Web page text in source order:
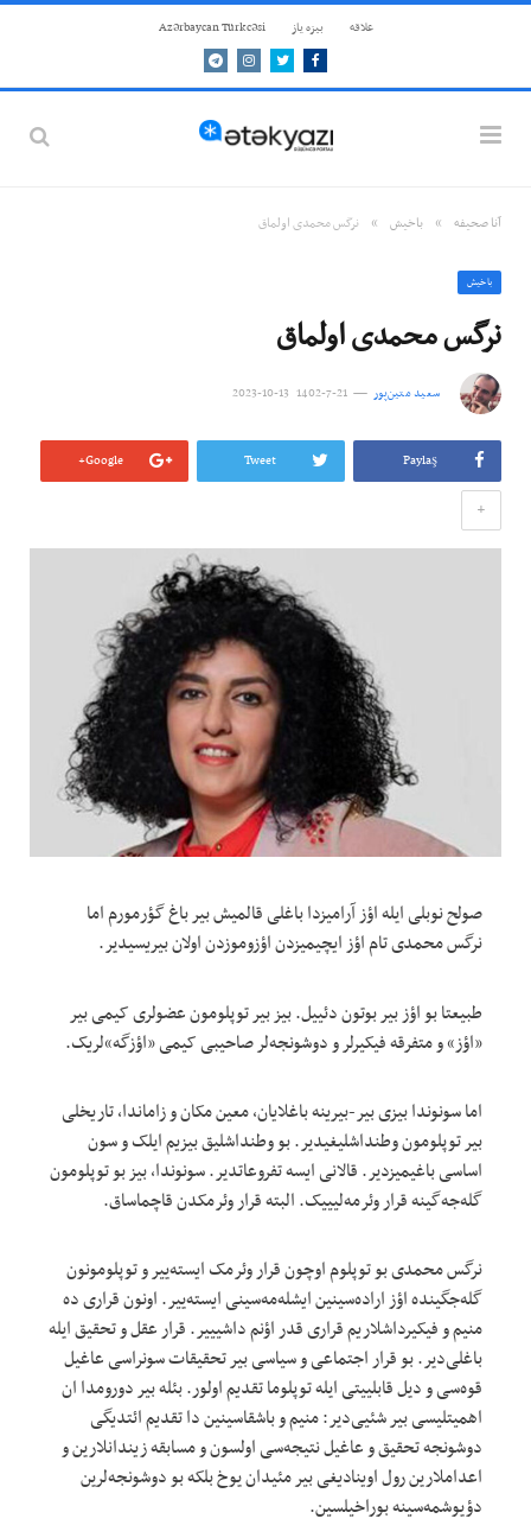
علاقه بيزه ياز Azərbaycan Türkcəsi
Facebook
Twitter
Instagram
Telegram
آنا صحيفه » باخيش » نرگس محمدی اولماق
باخيش
نرگس محمدی اولماق
سعید متین‌پور 21-7-1402 13-10-2023
Paylaş
Tweet
Google+
+
صولح نوبلی ایله اؤز آرامیزدا باغلی قالمیش بیر باغ گؤرمورم اما
نرگس محمدی تام اؤز ایچیمیزدن اؤزوموزدن اولان بیریسیدیر.
طبیعتا بو اؤز بیر بوتون دئییل. بیز بیر توپلومون عضولری کیمی بیر
«اؤز» و متفرقه فیکیرلر و دوشونجه‌لر صاحیبی کیمی «اؤزگه‌»لریک.
اما سونوندا بیزی بیر-بیرینه باغلایان، معین مکان و زاماندا، تاریخلی
بیر توپلومون وطنداشلیغیدیر. بو وطنداشلیق بیزیم ایلک و سون
اساسی باغیمیزدیر. قالانی ایسه تفروعاتدیر. سونوندا، بیز بو توپلومون
گله‌جه‌گینه قرار وئرمه‌لیییک. البته قرار وئرمکدن قاچماساق.
نرگس محمدی بو توپلوم اوچون قرار وئرمک ایسته‌ییر و توپلومونون
گله‌جگینده اؤز اراده‌سینین ایشله‌مه‌سینی ایسته‌ییر. اونون قراری ده
منیم و فیکیرداشلاریم قراری قدر اؤنم داشیییر. قرار عقل و تحقیق ایله
باغلی‌دیر. بو قرار اجتماعی و سیاسی بیر تحقیقات سونراسی عاغیل
قوه‌سی و دیل قابلییتی ایله توپلوما تقدیم اولور. بئله بیر دورومدا ان
اهمیتلیسی بیر شئیی‌دیر: منیم و باشقاسینین دا تقدیم ائتدیگی
دوشونجه تحقیق و عاغیل نتیجه‌سی اولسون و مسابقه زیندانلارین و
اعداملارین رول اوینادیغی بیر مئیدان یوخ بلکه بو دوشونجه‌لرین
دؤیوشمه‌سینه بوراخیلسین.